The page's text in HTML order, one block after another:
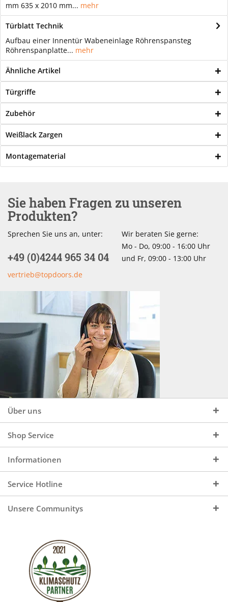
mm 635 x 2010 mm... mehr
Türblatt Technik
Aufbau einer Innentür Wabeneinlage Röhrenspansteg
Röhrenspanplatte... mehr
Ähnliche Artikel
Türgriffe
Zubehör
Weißlack Zargen
Montagematerial
Sie haben Fragen zu unseren
Produkten?
Sprechen Sie uns an, unter:
+49 (0)4244 965 34 04
vertrieb@topdoors.de
Wir beraten Sie gerne:
Mo - Do, 09:00 - 16:00 Uhr
und Fr, 09:00 - 13:00 Uhr
Über uns
Shop Service
Informationen
Service Hotline
Unsere Communitys